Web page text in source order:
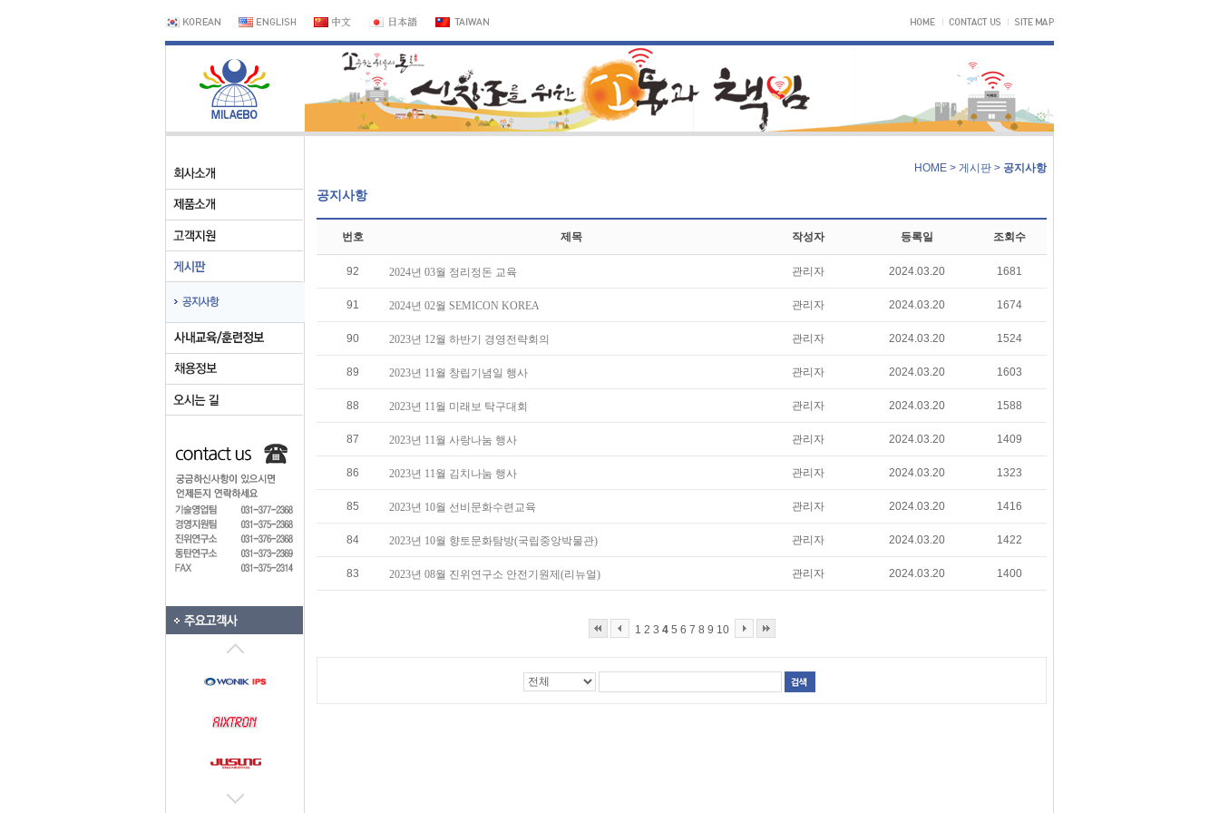
HOME > 게시판 > 공지사항
공지사항
번호 제목 작성자 등록일 조회수
92 2024년 03월 정리정돈 교육 관리자 2024.03.20 1681
91 2024년 02월 SEMICON KOREA 관리자 2024.03.20 1674
90 2023년 12월 하반기 경영전략회의 관리자 2024.03.20 1524
89 2023년 11월 창립기념일 행사 관리자 2024.03.20 1603
88 2023년 11월 미래보 탁구대회 관리자 2024.03.20 1588
87 2023년 11월 사랑나눔 행사 관리자 2024.03.20 1409
86 2023년 11월 김치나눔 행사 관리자 2024.03.20 1323
85 2023년 10월 선비문화수련교육 관리자 2024.03.20 1416
84 2023년 10월 향토문화탐방(국립중앙박물관) 관리자 2024.03.20 1422
83 2023년 08월 진위연구소 안전기원제(리뉴얼) 관리자 2024.03.20 1400
1 2 3 4 5 6 7 8 9 10